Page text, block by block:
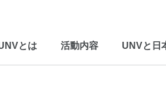
とは 活動内容 UNVと日